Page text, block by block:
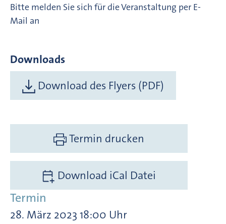
Bitte melden Sie sich für die Veranstaltung per E-
Mail an
Downloads
Download des Flyers (PDF)
Termin drucken
Download iCal Datei
Termin
28. März 2023 18:00 Uhr